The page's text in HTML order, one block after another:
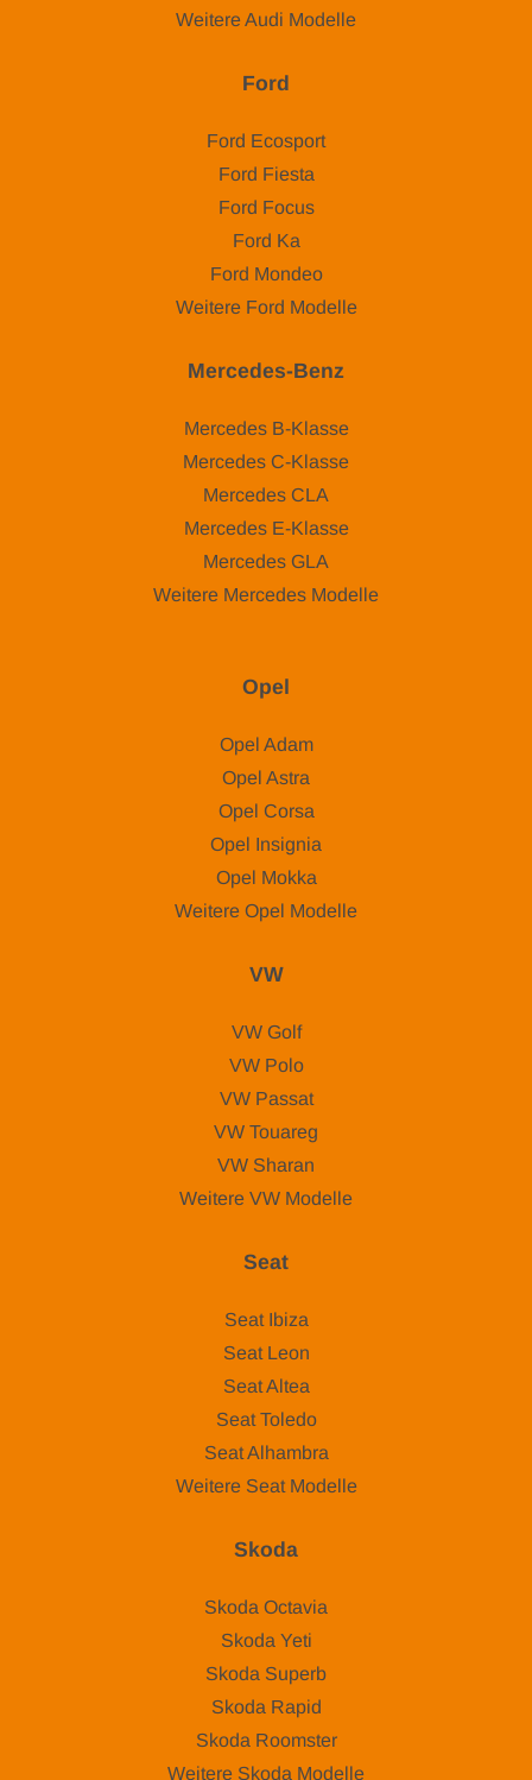
Weitere Audi Modelle
Ford
Ford Ecosport
Ford Fiesta
Ford Focus
Ford Ka
Ford Mondeo
Weitere Ford Modelle
Mercedes-Benz
Mercedes B-Klasse
Mercedes C-Klasse
Mercedes CLA
Mercedes E-Klasse
Mercedes GLA
Weitere Mercedes Modelle
Opel
Opel Adam
Opel Astra
Opel Corsa
Opel Insignia
Opel Mokka
Weitere Opel Modelle
VW
VW Golf
VW Polo
VW Passat
VW Touareg
VW Sharan
Weitere VW Modelle
Seat
Seat Ibiza
Seat Leon
Seat Altea
Seat Toledo
Seat Alhambra
Weitere Seat Modelle
Skoda
Skoda Octavia
Skoda Yeti
Skoda Superb
Skoda Rapid
Skoda Roomster
Weitere Skoda Modelle